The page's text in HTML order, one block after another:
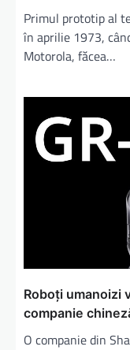
Primul prototip al
în aprilie 1973,
Motorola, făcea…
Roboți umanoizi
companie
O companie din